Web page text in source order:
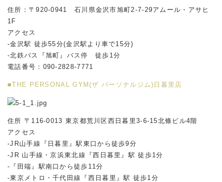
住所：〒920-0941 石川県金沢市旭町2-7-29アムール・アサヒ
1F
アクセス
-金沢駅 徒歩55分(金沢駅より車で15分)
-北鉄バス『旭町』バス停 徒歩1分
電話番号：090-2828-7771
■THE PERSONAL GYM(ザ パーソナルジム)日暮里店
住所 〒116-0013 東京都荒川区西日暮里3-6-15北條ビル4階
アクセス
-JR山手線『日暮里』駅東口から徒歩9分
-JR 山手線・京浜東北線『西日暮里』駅 徒歩1分
-『田端』駅南口から徒歩11分
-東京メトロ・千代田線『西日暮里』駅 徒歩1分